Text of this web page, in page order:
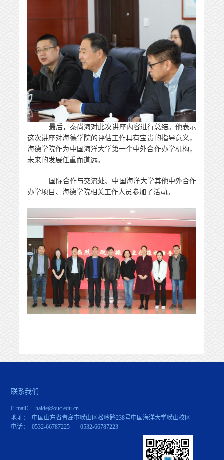
最后，秦尚海对此次讲座内容进行总结。他表示
这次讲座对海德学院的评估工作具有宝贵的指导意义，
海德学院作为中国海洋大学第一个中外合作办学机构，
未来的发展任重而道远。
国际合作与交流处、中国海洋大学其他中外合作
办学项目 、 海德学院相关工作人员参加了活动。
联系我们
E-mail： haide@ouc.edu.cn
地址： 中国山东省青岛市崂山区松岭路238号中国海洋大学崂山校区
电话： 0532-66787225 0532-66787223